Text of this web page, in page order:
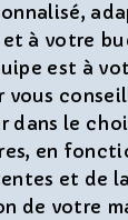
et à votre
est à
vous
dans le
en
et de la
de votre